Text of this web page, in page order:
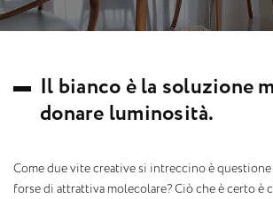
Il bianco èla soluzionem
donare luminosità.
Come due vite creative si intreccino è
forse di attrattiva molecolare? Ciò che è certo è